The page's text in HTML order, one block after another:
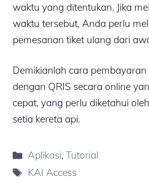
waktu yang ditentukan. Jika
waktu tersebut, Anda perlu
pemesanan tiket ulang dari
Demikianlah cara pembayaran
dengan QRIS secara online
cepat, yang perlu diketahui
setia kereta api.
Kategori
Aplikasi,Tutorial
Tag
KAI Access